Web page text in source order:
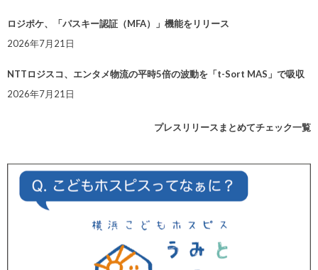
ロジポケ、「パスキー認証（MFA）」機能をリリース
2026年7月21日
NTTロジスコ、エンタメ物流の平時5倍の波動を「t-Sort MAS」で吸収
2026年7月21日
プレスリリースまとめてチェック一覧